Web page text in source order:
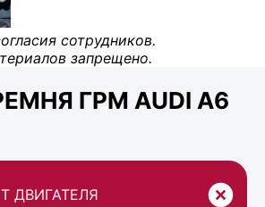
сотрудников.
запрещено.
ГРМ AUDI A6
ДВИГАТЕЛЯ